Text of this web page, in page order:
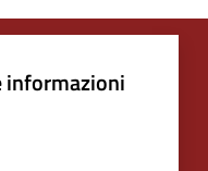
informazioni